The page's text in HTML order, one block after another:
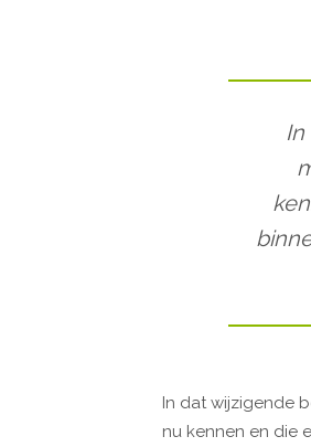
In dat wijzigende
nu kennen en die